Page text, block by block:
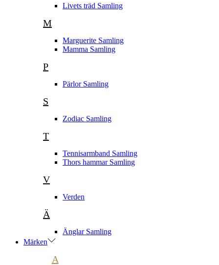
Livets träd Samling
M
Marguerite Samling
Mamma Samling
P
Pärlor Samling
S
Zodiac Samling
T
Tennisarmband Samling
Thors hammar Samling
V
Verden
Ä
Änglar Samling
Märken
A